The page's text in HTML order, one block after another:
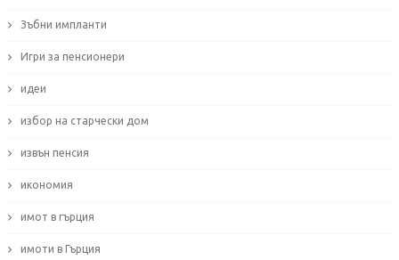
Зъбни импланти
Игри за пенсионери
идеи
избор на старчески дом
извън пенсия
икономия
имот в гърция
имоти в Гърция